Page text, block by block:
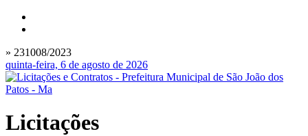
» 231008/2023
quinta-feira, 6 de agosto de 2026
Licitações